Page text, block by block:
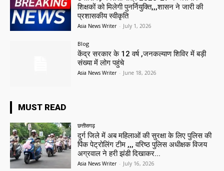
शिक्षकों को मिलेगी पुनर्नियुक्ति,,,शासन ने जारी की
प्रशासकीय स्वीकृति
Asia News Writer - July 1, 2026
Blog
केंद्र सरकार के 12 वर्ष ,जनकल्याण शिविर में बड़ी
संख्या में लोग पहुंचे
Asia News Writer - June 18, 2026
MUST READ
छत्तीसगढ़
दुर्ग जिले में अब महिलाओं की सुरक्षा के लिए पुलिस की
पिंक पेट्रोलिंग टीम ,,, वरिष्ठ पुलिस अधीक्षक विजय
अग्रवाल ने हरी झंडी दिखाकर...
Asia News Writer - July 16, 2026